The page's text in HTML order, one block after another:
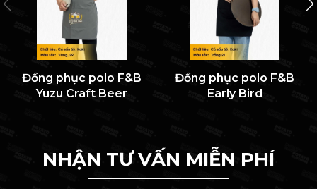
Đồng phục polo F&B
Yuzu Craft Beer
Đồng phục polo F&B
Early Bird
NHẬN TƯ VẤN MIỄN PHÍ